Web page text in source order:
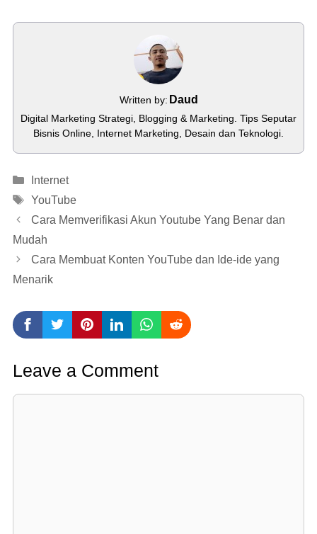
Written by: Daud
Digital Marketing Strategi, Blogging & Marketing. Tips Seputar
Bisnis Online, Internet Marketing, Desain dan Teknologi.
Categories
Internet
Tags
YouTube
Cara Memverifikasi Akun Youtube Yang Benar dan
Mudah
Cara Membuat Konten YouTube dan Ide-ide yang
Menarik
Leave a Comment
Comment